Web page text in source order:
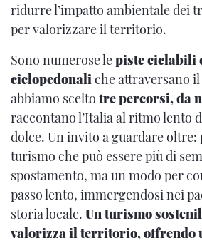
ridurre l’impatto ambientale dei
per valorizzare il territorio.
Sono numerose lepiste ciclabili
ciclopedonaliche attraversano il
abbiamo scelto tre percorsi, da
raccontano l’Italia al ritmo lento
dolce. Un invito a guardare oltre:
turismo che può essere più di
spostamento, ma un modo per
passo lento, immergendosi nei
storia locale. Un turismo
valorizza il territorio, offrendo